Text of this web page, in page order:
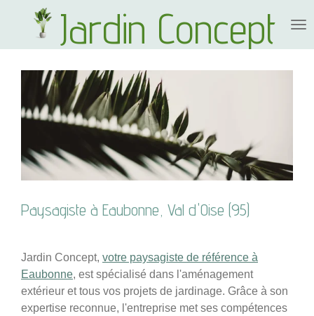
Passer
contenu
Jardin Concept
Paysagiste à Eaubonne, Val d'Oise (95)
Jardin Concept, votre paysagiste de référence à
Eaubonne, est spécialisé dans l'aménagement
extérieur et tous vos projets de jardinage. Grâce à son
expertise reconnue, l'entreprise met ses compétences